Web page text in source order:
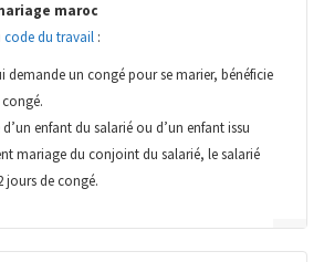
maroc
code du travail :
demande un congé pour se marier, bénéficie
enfant du salarié ou d’un enfant issu
mariage du conjoint du salarié, le salarié
jours de congé.